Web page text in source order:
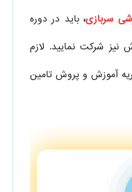
سربازی، باید در دوره
شرکت نمایید. لازم
آموزش و پروش تامین